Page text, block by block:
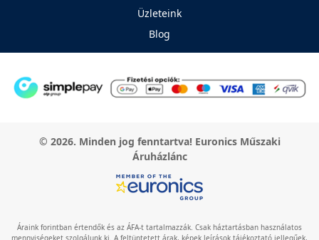
Üzleteink
Blog
© 2026. Minden jog fenntartva! Euronics Műszaki
Áruházlánc
Áraink forintban értendők és az ÁFA-t tartalmazzák. Csak háztartásban használatos